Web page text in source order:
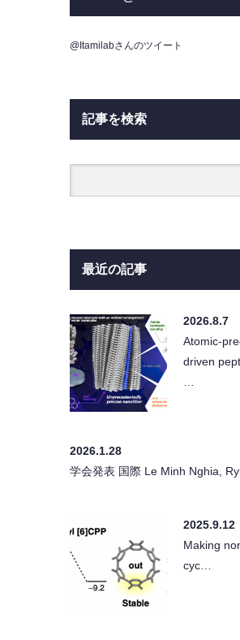
@Itamilabさんのツイート
記事を検索
最近の記事
2026.8.7
Atomic-
driven
2026.1.28
学会発表 国際 Le Minh Nghia,
2025.9.12
Making
cyc…